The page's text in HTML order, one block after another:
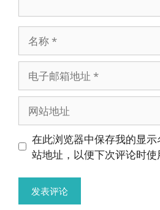
邮
地
址
址
在此浏览器中保存我的显
站地址，以便下次评论时使